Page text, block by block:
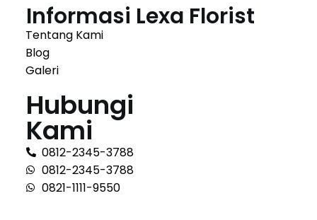
Informasi Lexa Florist
Tentang Kami
Blog
Galeri
Hubungi
Kami
0812-2345-3788
0812-2345-3788
0821-1111-9550